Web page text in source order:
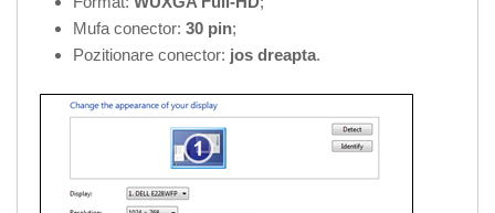
Mufa conector: 30 pin;
Pozitionare conector: jos dreapta.